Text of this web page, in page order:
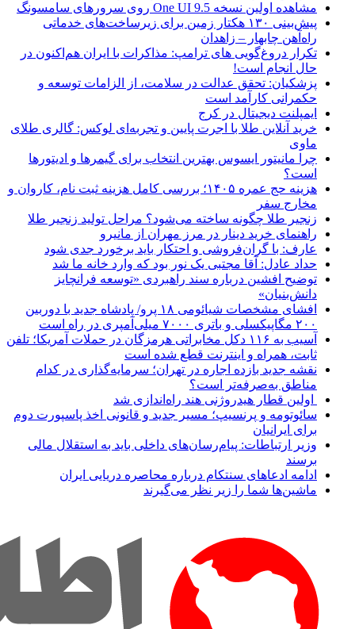
مشاهده اولین نسخه One UI 9.5 روی سرورهای سامسونگ
پیش‌بینی ۱۳۰ هکتار زمین برای زیرساخت‌های خدماتی
راه‌آهن چابهار – زاهدان
تکرار دروغ‌گویی های ترامپ: مذاکرات با ایران هم‌اکنون در
حال انجام است!
پزشکیان: تحقق عدالت در سلامت، از الزامات توسعه و
حکمرانی کارآمد است
ایمپلنت دیجیتال در کرج
خرید آنلاین طلا با اجرت پایین و تجربه‌ای لوکس: گالری طلای
ماوی
چرا مانیتور ایسوس بهترین انتخاب برای گیمرها و ادیتورها
است؟
هزینه حج عمره ۱۴۰۵؛ بررسی کامل هزینه ثبت نام، کاروان و
مخارج سفر
زنجیر طلا چگونه ساخته می‌شود؟ مراحل تولید زنجیر طلا
راهنمای خرید دینار در مرز مهران از مانیرو
عارف: با گران‌فروشی و احتکار باید برخورد جدی شود
حداد عادل: آقا مجتبی یک نور بود که وارد خانه ما شد
توضیح افشین درباره سند راهبردی «توسعه فرانچایز
دانش‌بنیان»
افشای مشخصات شیائومی ۱۸ پرو/ پادشاه جدید با دوربین
۲۰۰ مگاپیکسلی و باتری ۷۰۰۰ میلی‌آمپری در راه است
آسیب به ۱۱۶ دکل مخابراتی هرمزگان در حملات آمریکا؛ تلفن
ثابت، همراه و اینترنت ‌قطع شده است
نقشه جدید بازده اجاره در تهران؛ سرمایه‌گذاری در کدام
مناطق به‌صرفه‌تر است؟
اولین قطار هیدروژنی هند راه‌اندازی شد
سائوتومه و پرنسیپ؛ مسیر جدید و قانونی اخذ پاسپورت دوم
برای ایرانیان
وزیر ارتباطات: پیام‌رسان‌های داخلی باید به استقلال مالی
برسند
ادامه ادعاهای سنتکام درباره محاصره دریایی ایران
ماشین‌ها شما را زیر نظر می‌گیرند